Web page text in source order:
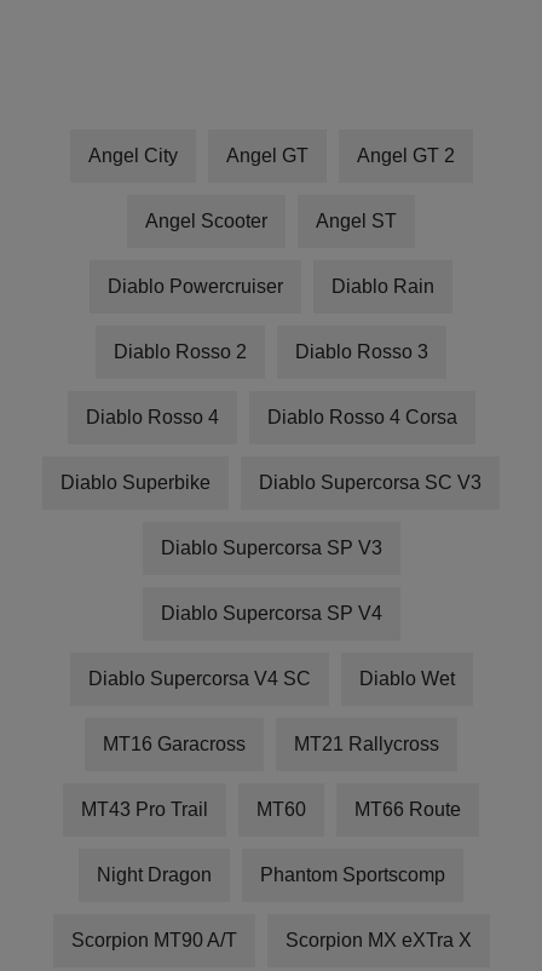
Angel City Angel GT Angel GT 2
Angel Scooter Angel ST
Diablo Powercruiser Diablo Rain
Diablo Rosso 2 Diablo Rosso 3
Diablo Rosso 4 Diablo Rosso 4 Corsa
Diablo Superbike Diablo Supercorsa SC V3
Diablo Supercorsa SP V3
Diablo Supercorsa SP V4
Diablo Supercorsa V4 SC Diablo Wet
MT16 Garacross MT21 Rallycross
MT43 Pro Trail MT60 MT66 Route
Night Dragon Phantom Sportscomp
Scorpion MT90 A/T Scorpion MX eXTra X